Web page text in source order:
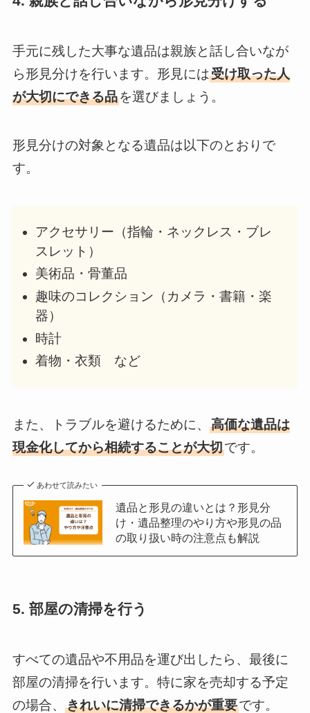
手元に残した大事な遺品は親族と話し合いなが
ら形見分けを行います。形見には受け取った人
が大切にできる品を選びましょう。
形見分けの対象となる遺品は以下のとおりで
す。
アクセサリー（指輪・ネックレス・ブレ
スレット）
美術品・骨董品
趣味のコレクション（カメラ・書籍・楽
器）
時計
着物・衣類 など
また、トラブルを避けるために、 高価な遺品は
現金化してから相続することが大切です。
あわせて読みたい
遺品と形見の違いとは？形見分
け・遺品整理のやり方や形見の品
の取り扱い時の注意点も解説
5. 部屋の清掃を行う
すべての遺品や不用品を運び出したら、最後に
部屋の清掃を行います。特に家を売却する予定
の場合、 きれいに清掃できるかが重要です。